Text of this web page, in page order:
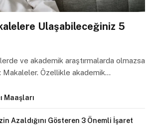
Ulaşabileceğiniz 5
ve akademik araştırmalarda olmazsa
Makaleler. Özellikle akademik…
Maaşları
Azaldığını Gösteren 3 Önemli İşaret